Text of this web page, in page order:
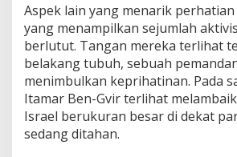
Aspek lain yang menarik perhatian
yang menampilkan sejumlah
berlutut. Tangan mereka terlihat
belakang tubuh, sebuah
menimbulkan keprihatinan. Pada
Itamar Ben-Gvir terlihat
Israel berukuran besar di dekat
sedang ditahan.